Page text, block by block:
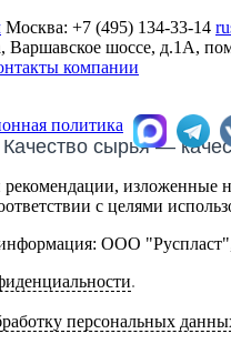
Москва: +7 (495) 134-33-14
Варшавское шоссе, д.1А,
компании
политика
сырья —
изложенные
с целями
ООО
.
персональных